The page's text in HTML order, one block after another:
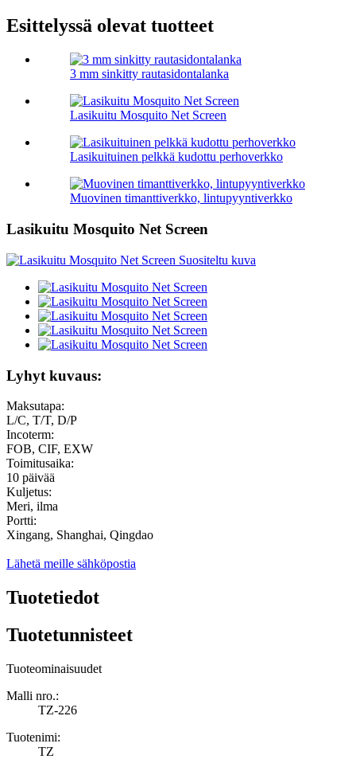
Esittelyssä olevat tuotteet
3 mm sinkitty rautasidontalanka
Lasikuitu Mosquito Net Screen
Lasikuituinen pelkkä kudottu perhoverkko
Muovinen timanttiverkko, lintupyyntiverkko
Lasikuitu Mosquito Net Screen
Lyhyt kuvaus:
Maksutapa:
L/C, T/T, D/P
Incoterm:
FOB, CIF, EXW
Toimitusaika:
10 päivää
Kuljetus:
Meri, ilma
Portti:
Xingang, Shanghai, Qingdao
Lähetä meille sähköpostia
Tuotetiedot
Tuotetunnisteet
Tuoteominaisuudet
Malli nro.:
TZ-226
Tuotenimi:
TZ